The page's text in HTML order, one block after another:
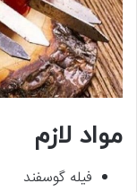
مواد لازم
فیله